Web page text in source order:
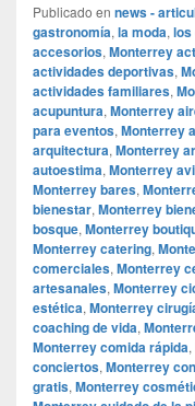
Publicado en news -
gastronomía, la moda, los
accesorios, Monterrey
actividades deportivas,
actividades familiares,
acupuntura, Monterrey
para eventos, Monterrey
arquitectura, Monterrey
autoestima, Monterrey
Monterrey bares,
bienestar, Monterrey
bosque, Monterrey
Monterrey catering,
comerciales, Monterrey
artesanales, Monterrey
estética, Monterrey
coaching de vida,
Monterrey comida rápida,
conciertos, Monterrey
gratis, Monterrey